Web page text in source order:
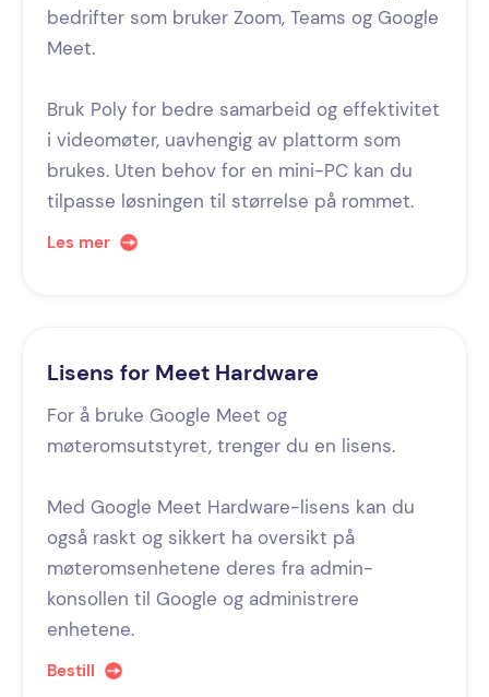
bedrifter som bruker Zoom, Teams og Google
Meet.
Bruk Poly for bedre samarbeid og effektivitet
i videomøter, uavhengig av plattorm som
brukes. Uten behov for en mini-PC kan du
tilpasse løsningen til størrelse på rommet.
Les mer
Lisens for Meet Hardware
For å bruke Google Meet og
møteromsutstyret, trenger du en lisens.
Med Google Meet Hardware-lisens kan du
også raskt og sikkert ha oversikt på
møteromsenhetene deres fra admin-
konsollen til Google og administrere
enhetene.
Bestill